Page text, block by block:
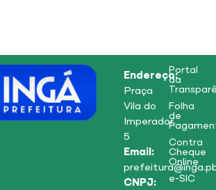
Endereço:
Praça
Vila do
Imperador,
5
Email:
CNPJ:
Portal
da
Folha
de
Contra
Cheque
Online
e-SIC